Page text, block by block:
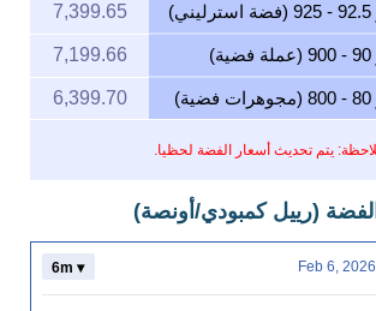
يتم تحديث أسعار الفضة لحظيا.
7,399.65
7,199.66
6,399.70
(رييل كمبودي/أونصة)
6m ▾ Feb 6, 2026